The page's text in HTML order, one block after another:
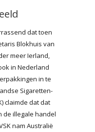
dat toen
Blokhuis van
meer Ierland,
in Nederland
in te
Sigaretten-
claimde dat dat
de illegale handel
nam Australië